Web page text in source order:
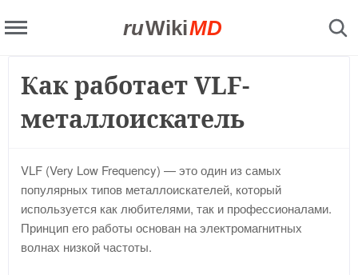
ruWikiMD
Как работает VLF-
металлоискатель
VLF (Very Low Frequency) — это один из самых
популярных типов металлоискателей, который
используется как любителями, так и профессионалами.
Принцип его работы основан на электромагнитных
волнах низкой частоты.